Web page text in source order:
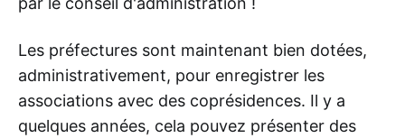
Les préfectures sont maintenant bien dotées,
administrativement, pour enregistrer les
associations avec des coprésidences. Il y a
quelques années, cela pouvez présenter des